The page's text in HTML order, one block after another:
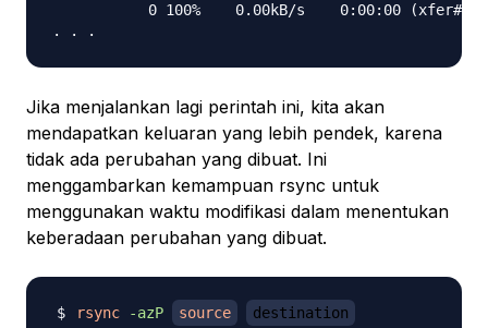
0 100%    0.00kB/s    0:00:00 (xfer#4,
Jika menjalankan lagi perintah ini, kita akan
mendapatkan keluaran yang lebih pendek, karena
tidak ada perubahan yang dibuat. Ini
menggambarkan kemampuan rsync untuk
menggunakan waktu modifikasi dalam menentukan
keberadaan perubahan yang dibuat.
rsync -azP source destination